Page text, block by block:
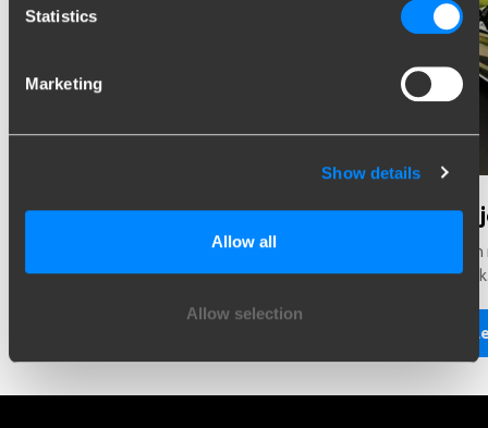
Statistics
Marketing
Show details
Allow all
Allow selection
Hulp nodig bij het kiezen?
Heeft u hulp nodig bij het kiezen van de juiste voertuig?
Neem contact met ons. Wij helpen u graag!
Wist
Er